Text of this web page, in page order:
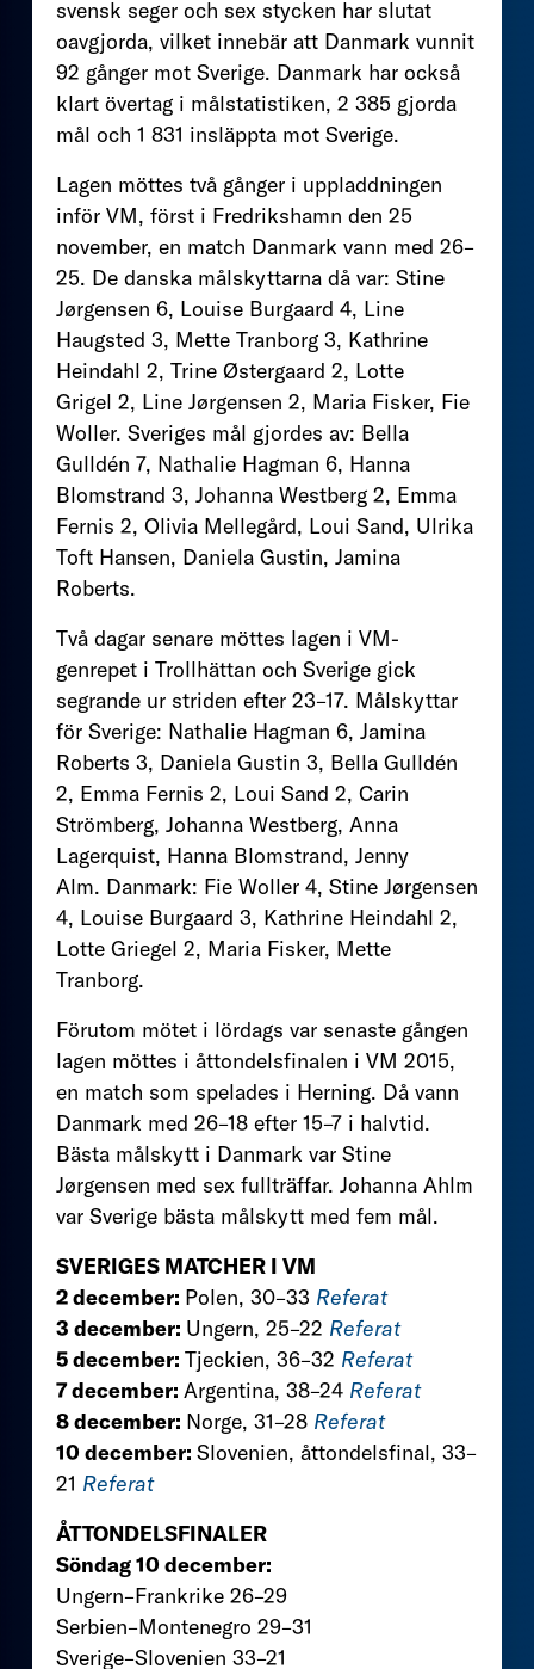
svensk seger och sex stycken har slutat
oavgjorda, vilket innebär att Danmark vunnit
92 gånger mot Sverige. Danmark har också
klart övertag i målstatistiken, 2 385 gjorda
mål och 1 831 insläppta mot Sverige.
Lagen möttes två gånger i uppladdningen
inför VM, först i Fredrikshamn den 25
november, en match Danmark vann med 26–
25. De danska målskyttarna då var: Stine
Jørgensen 6, Louise Burgaard 4, Line
Haugsted 3, Mette Tranborg 3, Kathrine
Heindahl 2, Trine Østergaard 2, Lotte
Grigel 2, Line Jørgensen 2, Maria Fisker, Fie
Woller. Sveriges mål gjordes av: Bella
Gulldén 7, Nathalie Hagman 6, Hanna
Blomstrand 3, Johanna Westberg 2, Emma
Fernis 2, Olivia Mellegård, Loui Sand, Ulrika
Toft Hansen, Daniela Gustin, Jamina
Roberts.
Två dagar senare möttes lagen i VM-
genrepet i Trollhättan och Sverige gick
segrande ur striden efter 23–17. Målskyttar
för Sverige: Nathalie Hagman 6, Jamina
Roberts 3, Daniela Gustin 3, Bella Gulldén
2, Emma Fernis 2, Loui Sand 2, Carin
Strömberg, Johanna Westberg, Anna
Lagerquist, Hanna Blomstrand, Jenny
Alm. Danmark: Fie Woller 4, Stine Jørgensen
4, Louise Burgaard 3, Kathrine Heindahl 2,
Lotte Griegel 2, Maria Fisker, Mette
Tranborg.
Förutom mötet i lördags var senaste gången
lagen möttes i åttondelsfinalen i VM 2015,
en match som spelades i Herning. Då vann
Danmark med 26–18 efter 15–7 i halvtid.
Bästa målskytt i Danmark var Stine
Jørgensen med sex fullträffar. Johanna Ahlm
var Sverige bästa målskytt med fem mål.
SVERIGES MATCHER I VM
2 december: Polen, 30–33 Referat
3 december: Ungern, 25–22 Referat
5 december: Tjeckien, 36–32 Referat
7 december: Argentina, 38–24 Referat
8 december: Norge, 31–28 Referat
10 december: Slovenien, åttondelsfinal, 33–
21 Referat
ÅTTONDELSFINALER
Söndag 10 december:
Ungern–Frankrike 26–29
Serbien–Montenegro 29–31
Sverige–Slovenien 33–21